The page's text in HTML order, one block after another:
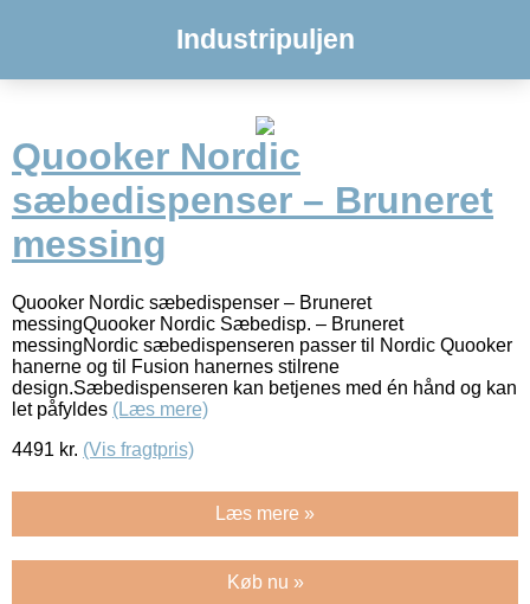
Industripuljen
Quooker Nordic
sæbedispenser – Bruneret
messing
Quooker Nordic sæbedispenser – Bruneret
messingQuooker Nordic Sæbedisp. – Bruneret
messingNordic sæbedispenseren passer til Nordic Quooker
hanerne og til Fusion hanernes stilrene
design.Sæbedispenseren kan betjenes med én hånd og kan
let påfyldes (Læs mere)
4491 kr. (Vis fragtpris)
Læs mere »
Køb nu »